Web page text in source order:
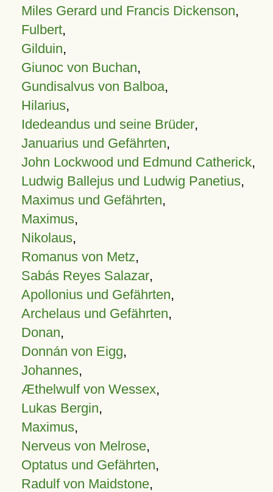
Miles Gerard und Francis Dickenson,
Fulbert,
Gilduin,
Giunoc von Buchan,
Gundisalvus von Balboa,
Hilarius,
Idedeandus und seine Brüder,
Januarius und Gefährten,
John Lockwood und Edmund Catherick,
Ludwig Ballejus und Ludwig Panetius,
Maximus und Gefährten,
Maximus,
Nikolaus,
Romanus von Metz,
Sabás Reyes Salazar,
Apollonius und Gefährten,
Archelaus und Gefährten,
Donan,
Donnán von Eigg,
Johannes,
Æthelwulf von Wessex,
Lukas Bergin,
Maximus,
Nerveus von Melrose,
Optatus und Gefährten,
Radulf von Maidstone,